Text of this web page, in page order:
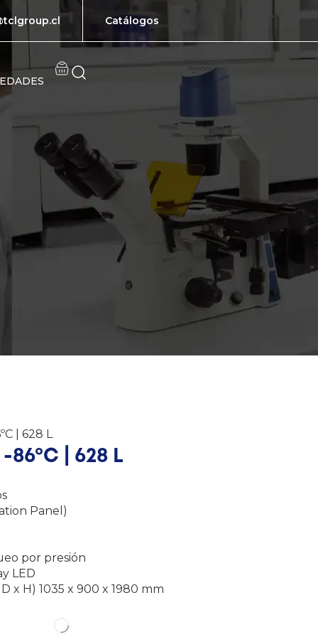
Catálogos
| 628 L
| 628 L
Panel)
por presión
LED
x H) 1035 x 900 x 1980 mm